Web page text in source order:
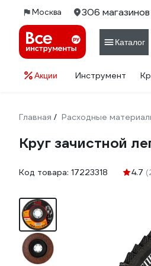
Москва 306 магазинов
Каталог
Акции Инструмент
Главная / Расходные
Круг зачистной
Код товара: 17223318 4.7